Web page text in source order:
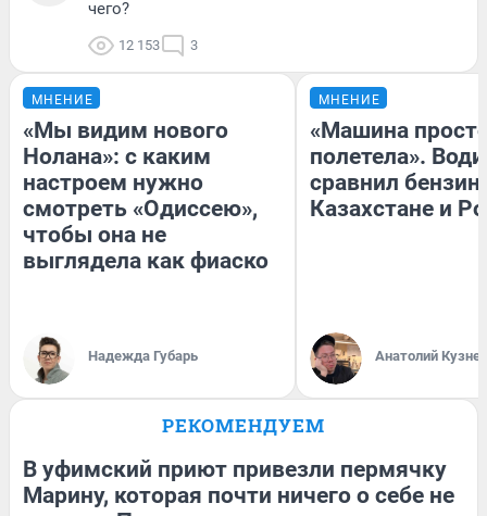
чего?
12 153 3
МНЕНИЕ
«Мы видим нового
Нолана»: с каким
настроем нужно
смотреть «Одиссею»,
чтобы она не
выглядела как фиаско
Надежда Губарь
МНЕНИЕ
«Машина
полетела».
сравнил бензин
Казахстане и
Анатолий
РЕКОМЕНДУЕМ
В уфимский приют привезли пермячку
Марину, которая почти ничего о себе не